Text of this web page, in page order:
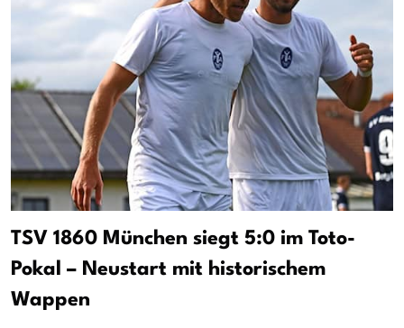
TSV 1860 München siegt 5:0 im Toto-
Pokal – Neustart mit historischem
Wappen